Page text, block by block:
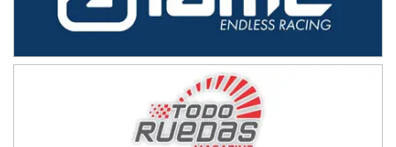
Baradero (Buenos Aires)
Ciudad de Trenque Lauquen (Asfalto)
ENTRERRIANO - F6 (POSTERGADA)
Parque de la Velocidad (Asfalto)